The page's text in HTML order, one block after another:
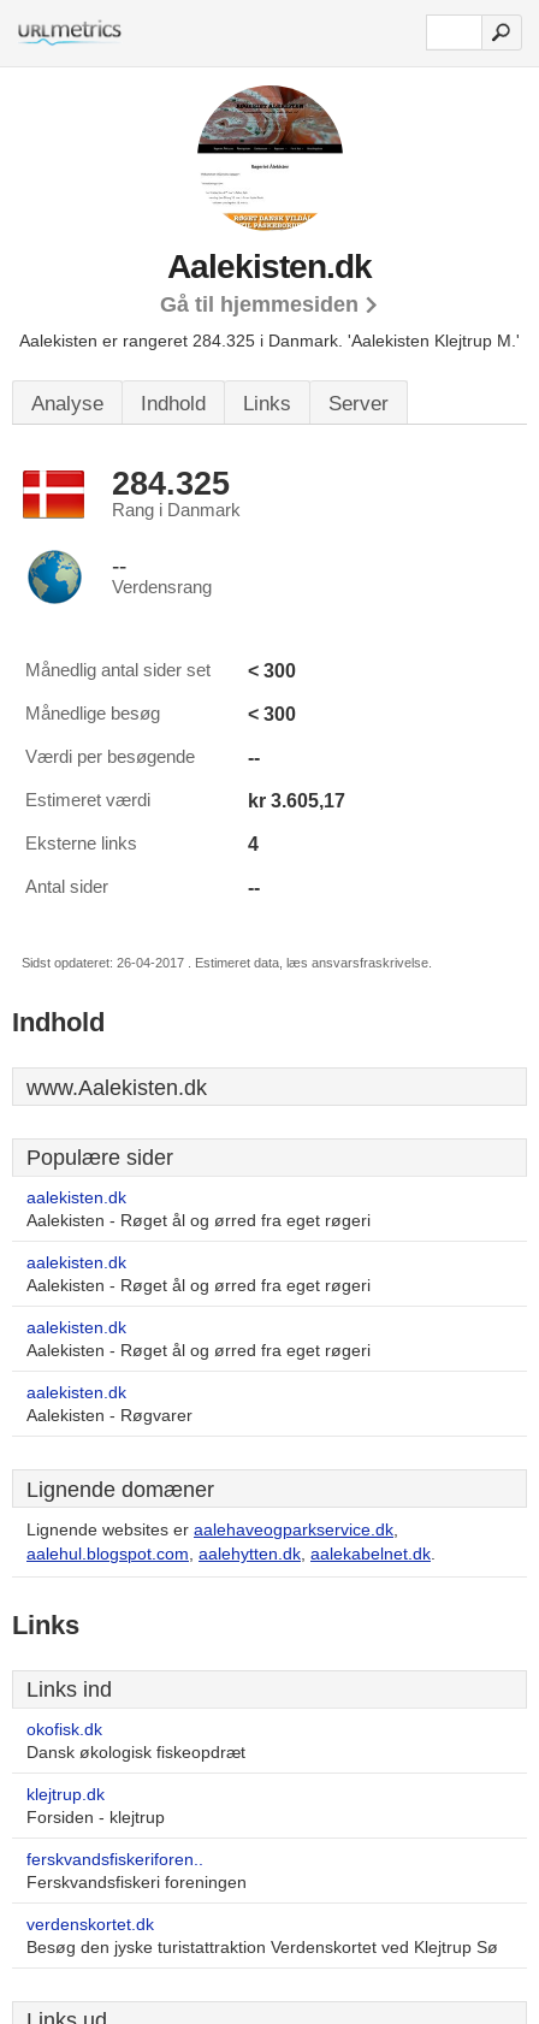
Aalekisten.dk
Gå til hjemmesiden
Aalekisten er rangeret 284.325 i Danmark. 'Aalekisten Klejtrup M.'
Analyse Indhold Links Server
284.325
Rang i Danmark
--
Verdensrang
Månedlig antal sider set < 300
Månedlige besøg < 300
Værdi per besøgende --
Estimeret værdi kr 3.605,17
Eksterne links 4
Antal sider --
Sidst opdateret: 26-04-2017 . Estimeret data, læs ansvarsfraskrivelse.
Indhold
www.Aalekisten.dk
Populære sider
aalekisten.dk
Aalekisten - Røget ål og ørred fra eget røgeri
aalekisten.dk
Aalekisten - Røget ål og ørred fra eget røgeri
aalekisten.dk
Aalekisten - Røget ål og ørred fra eget røgeri
aalekisten.dk
Aalekisten - Røgvarer
Lignende domæner
Lignende websites er aalehaveogparkservice.dk,
aalehul.blogspot.com, aalehytten.dk, aalekabelnet.dk.
Links
Links ind
okofisk.dk
Dansk økologisk fiskeopdræt
klejtrup.dk
Forsiden - klejtrup
ferskvandsfiskeriforen..
Ferskvandsfiskeri foreningen
verdenskortet.dk
Besøg den jyske turistattraktion Verdenskortet ved Klejtrup Sø